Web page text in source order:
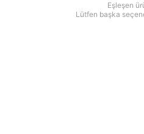
Eşleşen
Lütfen başka